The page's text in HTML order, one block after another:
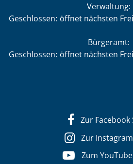
Verwaltung:
Klicken, um weitere Öffnungs-
Geschlossen: öffnet nächsten
Bürgeramt:
Klicken, um weitere Öffnungs-
Geschlossen: öffnet nächsten
Zur Facebook
Zur
Zum